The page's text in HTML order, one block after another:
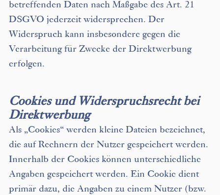
betreffenden Daten nach Maßgabe des Art. 21
DSGVO jederzeit widersprechen. Der
Widerspruch kann insbesondere gegen die
Verarbeitung für Zwecke der Direktwerbung
erfolgen.
Cookies und Widerspruchsrecht bei
Direktwerbung
Als „Cookies“ werden kleine Dateien bezeichnet,
die auf Rechnern der Nutzer gespeichert werden.
Innerhalb der Cookies können unterschiedliche
Angaben gespeichert werden. Ein Cookie dient
primär dazu, die Angaben zu einem Nutzer (bzw.